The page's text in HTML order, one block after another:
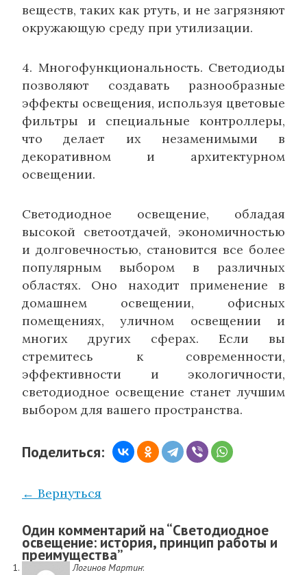
веществ, таких как ртуть, и не загрязняют
окружающую среду при утилизации.
4. Многофункциональность. Светодиоды
позволяют создавать разнообразные
эффекты освещения, используя цветовые
фильтры и специальные контроллеры,
что делает их незаменимыми в
декоративном и архитектурном
освещении.
Светодиодное освещение, обладая
высокой светоотдачей, экономичностью
и долговечностью, становится все более
популярным выбором в различных
областях. Оно находит применение в
домашнем освещении, офисных
помещениях, уличном освещении и
многих других сферах. Если вы
стремитесь к современности,
эффективности и экологичности,
светодиодное освещение станет лучшим
выбором для вашего пространства.
Поделиться:
← Вернуться
Один комментарий на “Светодиодное
освещение: история, принцип работы и
преимущества”
Логинов Мартин: